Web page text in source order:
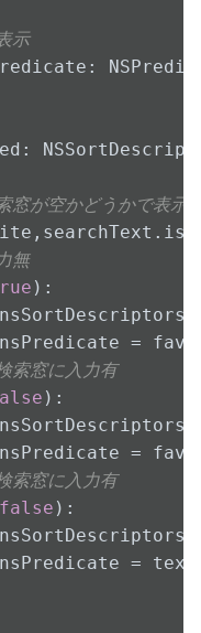
示
が空かどうかで表示
無
):
索窓に入力有
):
索窓に入力有
false ):